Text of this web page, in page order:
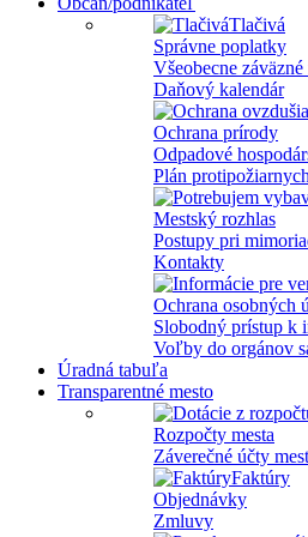
Tlačivá
Správne poplatky
Všeobecne záväzné
Daňový kalendár
Ochrana prírody
Odpadové
Plán
Mestský rozhlas
Postupy pri
Kontakty
Ochrana osobných
Slobodný prístup k
Voľby do orgánov
Úradná tabuľa
Transparentné mesto
Rozpočty mesta
Záverečné účty
Faktúry
Objednávky
Zmluvy